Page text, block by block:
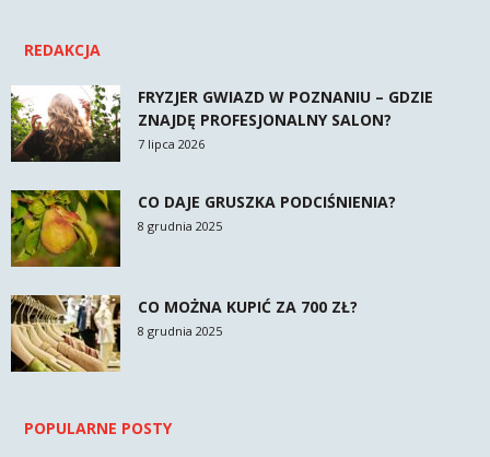
REDAKCJA
FRYZJER GWIAZD W POZNANIU – GDZIE
ZNAJDĘ PROFESJONALNY SALON?
7 lipca 2026
CO DAJE GRUSZKA PODCIŚNIENIA?
8 grudnia 2025
CO MOŻNA KUPIĆ ZA 700 ZŁ?
8 grudnia 2025
POPULARNE POSTY